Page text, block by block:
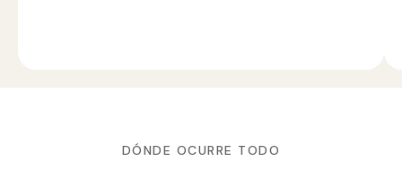
DÓNDE OCURRE TODO